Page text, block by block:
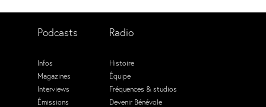
Podcasts
Infos
Magazines
Interviews
Émissions
Radio
Histoire
Équipe
Fréquences & studios
Devenir Bénévole